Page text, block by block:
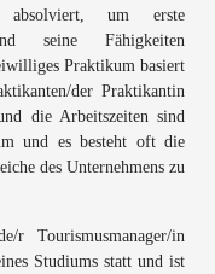
absolviert, um erste
seine Fähigkeiten
Praktikum basiert
der Praktikantin
die Arbeitszeiten sind
und es besteht oft die
des Unternehmens zu
r Tourismusmanager/in
Studiums statt und ist